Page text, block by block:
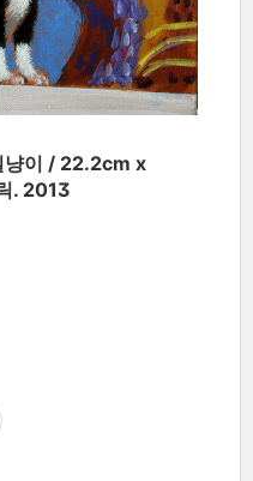
냥이 / 22.2cm x
. 2013